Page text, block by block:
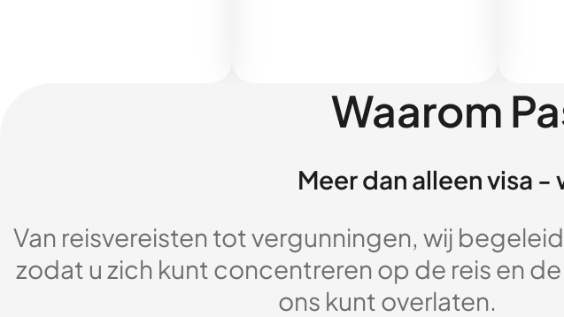
Waarom
Meer dan alleen visa
Van reisvereisten tot vergunningen, wij
zodat u zich kunt concentreren op de reis en
ons kunt overlaten.